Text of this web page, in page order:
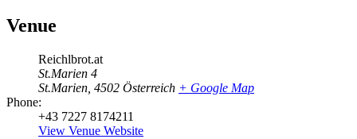
Venue
Reichlbrot.at
St.Marien 4
St.Marien 4502 Österreich + Google Map
Phone:
+43 7227 8174211
View Venue Website